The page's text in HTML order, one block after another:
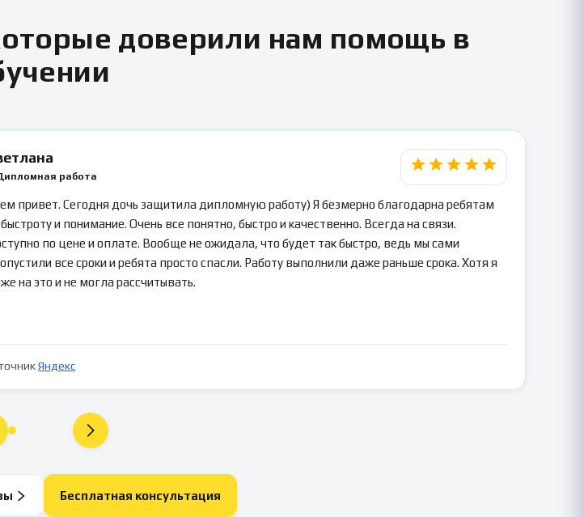
доверили нам помощь в
работа
привет. Сегодня дочь защитила дипломную работу) Я безмерно благодарна ребятам
и понимание. Очень все понятно, быстро и качественно. Всегда на связи.
по цене и оплате. Вообще не ожидала, что будет так быстро, ведь мы сами
все сроки и ребята просто спасли. Работу выполнили даже раньше срока. Хотя я
на это и не могла рассчитывать.
Яндекс
Бесплатная консультация